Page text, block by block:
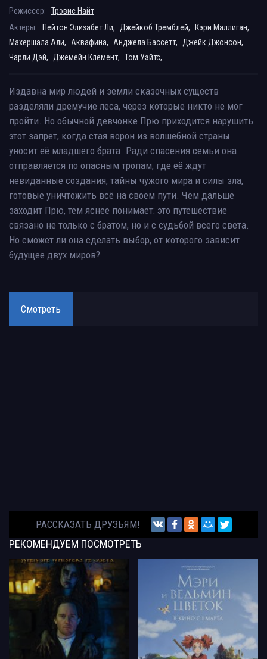
Режиссер:
Трэвис Найт
Актеры:
Пейтон Элизабет Ли, Джейкоб Тремблей,
Кэри Маллиган,
Махершала Али,
Аквафина, Анджела Бассетт,
Джейк Джонсон,
Чарли Дэй,
Джемейн Клемент, Том Уэйтс,
Издавна мир людей и земли сказочных существ
разделяли дремучие леса, через которые никто не мог
пройти. Но обычной девчонке Прю приходится нарушить
этот запрет, когда стая ворон из волшебной страны
уносит её младшего брата. Ради спасения семьи она
отправляется по опасным тропам, где её ждут
невиданные создания, тайны чужого мира и силы зла,
готовые уничтожить всё на своём пути. Чем дальше
заходит Прю, тем яснее понимает: это путешествие
связано не только с братом, но и с судьбой всего света.
Но сможет ли она сделать выбор, от которого зависит
будущее двух миров?
Смотреть
РАССКАЗАТЬ ДРУЗЬЯМ!
РЕКОМЕНДУЕМ ПОСМОТРЕТЬ